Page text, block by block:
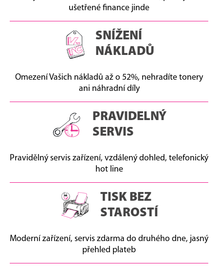
ušetřené finance jinde
SNÍŽENÍ
NÁKLADŮ
Omezení Vašich nákladů až o 52%, nehradíte tonery
ani náhradní díly
PRAVIDELNÝ
SERVIS
Pravidělný servis zařízení, vzdálený dohled, telefonický
hot line
TISK BEZ
STAROSTÍ
Moderní zařízení, servis zdarma do druhého dne, jasný
přehled plateb